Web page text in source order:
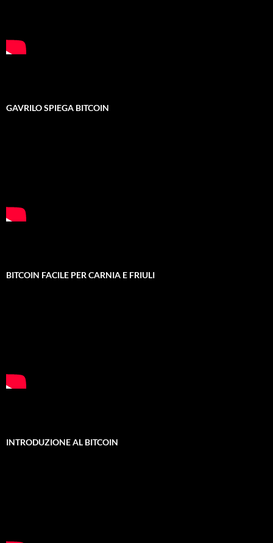
GAVRILO SPIEGA BITCOIN
BITCOIN FACILE PER CARNIA E FRIULI
INTRODUZIONE AL BITCOIN